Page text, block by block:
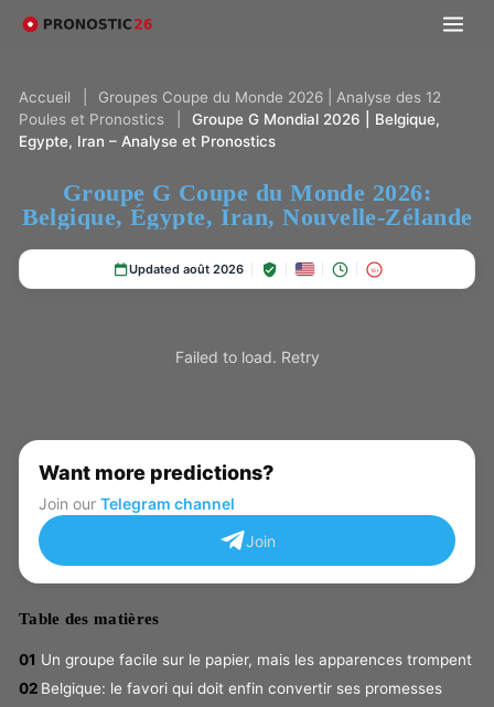
Accueil
Groupes Coupe du Monde 2026 | Analyse des 12
Poules et Pronostics
Groupe G Mondial 2026 | Belgique,
Egypte, Iran – Analyse et Pronostics
Groupe G Coupe du Monde 2026:
Belgique, Égypte, Iran, Nouvelle-Zélande
Updated août 2026 18+
Failed to load. Retry
Want more predictions?
Join our Telegram channel
Join
Table des matières
Un groupe facile sur le papier, mais les apparences trompent
Belgique: le favori qui doit enfin convertir ses promesses